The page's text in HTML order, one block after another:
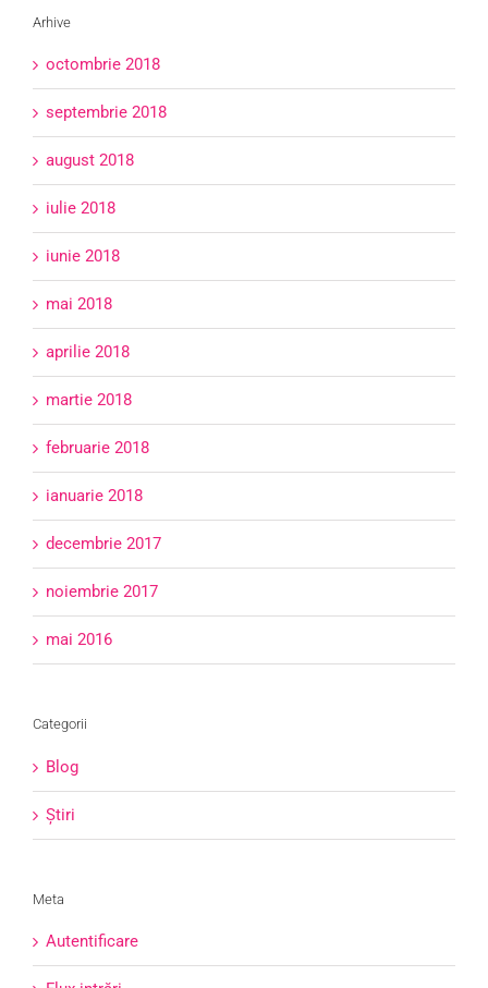
Arhive
octombrie 2018
septembrie 2018
august 2018
iulie 2018
iunie 2018
mai 2018
aprilie 2018
martie 2018
februarie 2018
ianuarie 2018
decembrie 2017
noiembrie 2017
mai 2016
Categorii
Blog
Știri
Meta
Autentificare